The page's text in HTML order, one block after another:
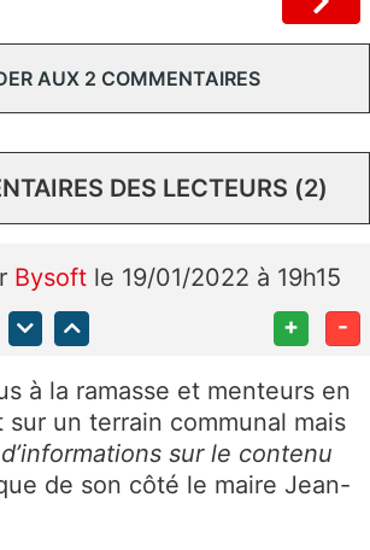
AUX 2 COMMENTAIRES
DES LECTEURS (2)
Bysoft le 19/01/2022 à 19h15
+ -
à la ramasse et menteurs en
sur un terrain communal mais
sur le contenu
de son côté le maire Jean-